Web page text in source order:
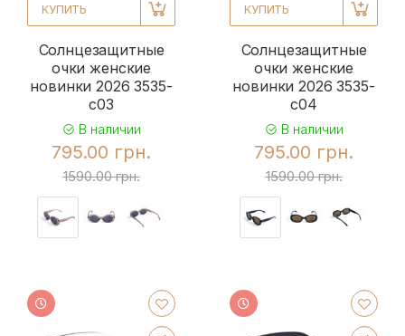
КУПИТЬ
Солнцезащитные
очки женские
новинки 2026 3535-
c03
В наличии
795.00 грн.
1590.00 грн.
КУПИТЬ
Солнцезащитные
очки женские
новинки 2026 3535-
c04
В наличии
795.00 грн.
1590.00 грн.